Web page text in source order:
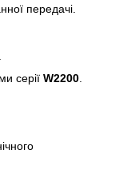
передачі.
серії W2200